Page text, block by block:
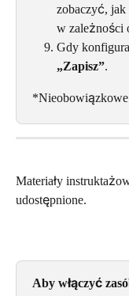
zobaczyć, jak
w zależności
Gdy
„Zapisz”.
*Nieobowiązkowe
Materiały
udostępnione.
Aby włączyć